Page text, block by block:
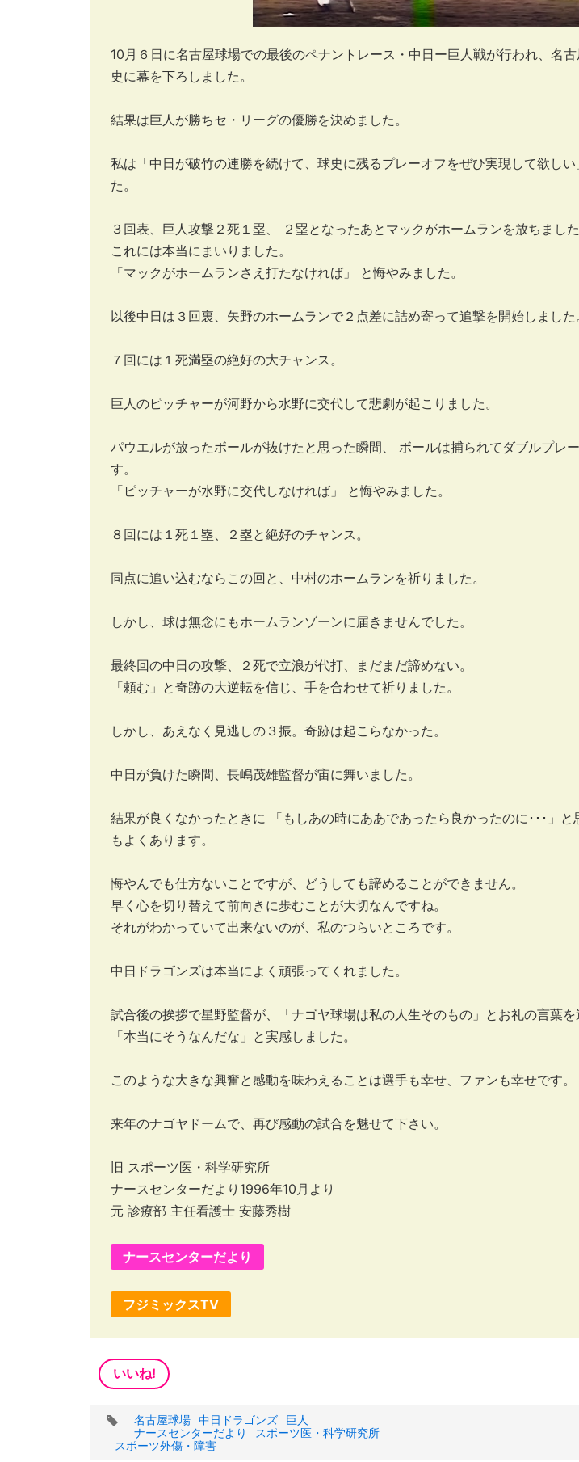
10月６日に名古屋球場での最後のペナントレース・中日ー巨人戦が行われ、名
史に幕を下ろしました。
結果は巨人が勝ちセ・リーグの優勝を決めました。
私は「中日が破竹の連勝を続けて、球史に残るプレーオフをぜひ実現して欲し
た。
３回表、巨人攻撃２死１塁、 ２塁となったあとマックがホームランを放ちました
これには本当にまいりました。
「マックがホームランさえ打たなければ」 と悔やみました。
以後中日は３回裏、矢野のホームランで２点差に詰め寄って追撃を開始しました
７回には１死満塁の絶好の大チャンス。
巨人のピッチャーが河野から水野に交代して悲劇が起こりました。
パウエルが放ったボールが抜けたと思った瞬間、 ボールは捕られてダブルプレ
す。
「ピッチャーが水野に交代しなければ」 と悔やみました。
８回には１死１塁、２塁と絶好のチャンス。
同点に追い込むならこの回と、中村のホームランを祈りました。
しかし、球は無念にもホームランゾーンに届きませんでした。
最終回の中日の攻撃、２死で立浪が代打、まだまだ諦めない。
「頼む」と奇跡の大逆転を信じ、手を合わせて祈りました。
しかし、あえなく見逃しの３振。奇跡は起こらなかった。
中日が負けた瞬間、長嶋茂雄監督が宙に舞いました。
結果が良くなかったときに 「もしあの時にああであったら良かったのに･･･」
もよくあります。
悔やんでも仕方ないことですが、どうしても諦めることができません。
早く心を切り替えて前向きに歩むことが大切なんですね。
それがわかっていて出来ないのが、私のつらいところです。
中日ドラゴンズは本当によく頑張ってくれました。
試合後の挨拶で星野監督が、「ナゴヤ球場は私の人生そのもの」とお礼の言葉を
「本当にそうなんだな」と実感しました。
このような大きな興奮と感動を味わえることは選手も幸せ、ファンも幸せです。
来年のナゴヤドームで、再び感動の試合を魅せて下さい。
旧 スポーツ医・科学研究所
ナースセンターだより1996年10月より
元 診療部 主任看護士 安藤秀樹
ナースセンターだより
フジミックスTV
いいね!
タ
名古屋球場 中日ドラゴンズ
巨人
ナースセンターだより
スポーツ医・科学研究所
スポーツ外傷・障害